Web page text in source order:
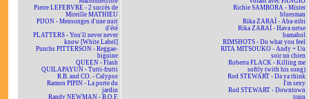
Pierre LEFEBVRE - 2 succès de
Mireille MATHIEU
PIJON - Mensonges d'une nuit
d'été
PLATTERS - You'll never never
know [White Label]
Punchs PITTERSON - Reggae-
biguine
QUEEN - Flash
QUILAPAYUN - Tutti-frutti
R.B. and CO. - Calypso
Ramon PIPIN - La porte du
jardin
Randy NEWMAN - B.O.F.
Richie SAMBORA - Mister
bluesman
Rika ZARAÏ - Aba-nibi
Rika ZARAÏ - Hava netse
bamahol
RIMSHOTS - Do what you feel
RITA MITSOUKO - Andy + Un
soir un chien
Roberta FLACK - Killing me
softly (with his song)
Rod STEWART - Da ya think
I'm sexy
Rod STEWART - Downtown
train